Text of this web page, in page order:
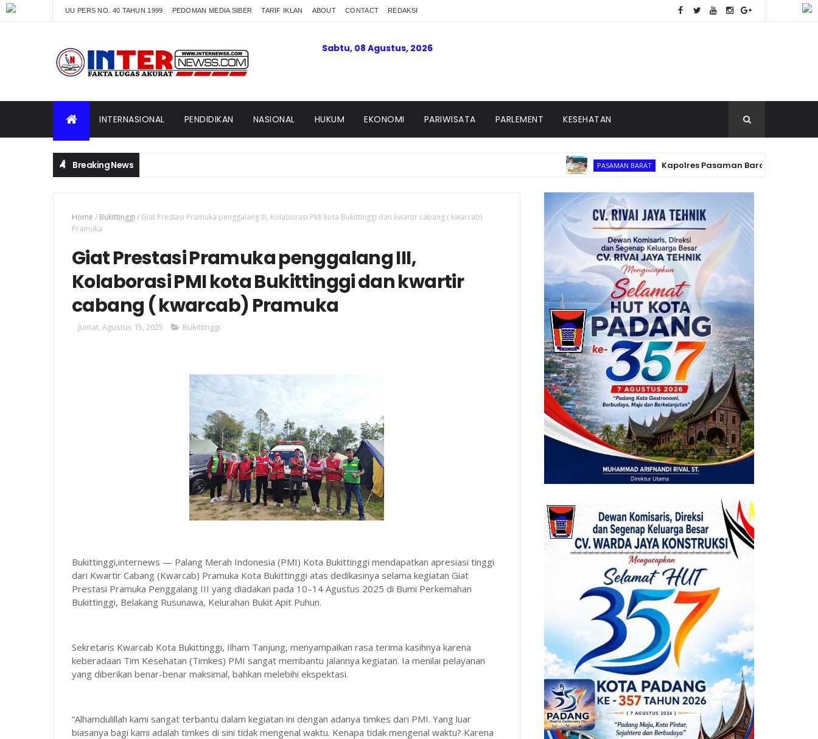
UU PERS NO. 40 TAHUN 1999 PEDOMAN MEDIA SIBER TARIF IKLAN ABOUT CONTACT REDAKSI
Sabtu, 08 Agustus, 2026
INTERNASIONAL PENDIDIKAN NASIONAL HUKUM EKONOMI PARIWISATA PARLEMENT KESEHATAN
Breaking News PASAMAN BARAT Kapolres Pasaman Barat AKBP Agung
Home / Bukittinggi / Giat Prestasi Pramuka penggalang III, Kolaborasi PMI kota Bukittinggi dan kwartir cabang ( kwarcab)
Pramuka
Giat Prestasi Pramuka penggalang III,
Kolaborasi PMI kota Bukittinggi dan kwartir
cabang ( kwarcab) Pramuka
Jumat, Agustus 15, 2025 Bukittinggi
Bukittinggi,internews — Palang Merah Indonesia (PMI) Kota Bukittinggi mendapatkan apresiasi tinggi
dari Kwartir Cabang (Kwarcab) Pramuka Kota Bukittinggi atas dedikasinya selama kegiatan Giat
Prestasi Pramuka Penggalang III yang diadakan pada 10–14 Agustus 2025 di Bumi Perkemahan
Bukittinggi, Belakang Rusunawa, Kelurahan Bukit Apit Puhun.
Sekretaris Kwarcab Kota Bukittinggi, Ilham Tanjung, menyampaikan rasa terima kasihnya karena
keberadaan Tim Kesehatan (Timkes) PMI sangat membantu jalannya kegiatan. Ia menilai pelayanan
yang diberikan benar-benar maksimal, bahkan melebihi ekspektasi.
“Alhamdulillah kami sangat terbantu dalam kegiatan ini dengan adanya timkes dari PMI. Yang luar
biasanya bagi kami adalah timkes di sini tidak mengenal waktu. Kenapa tidak mengenal waktu? Karena